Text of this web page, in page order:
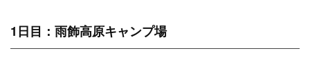
1日目：雨飾高原キャンプ場